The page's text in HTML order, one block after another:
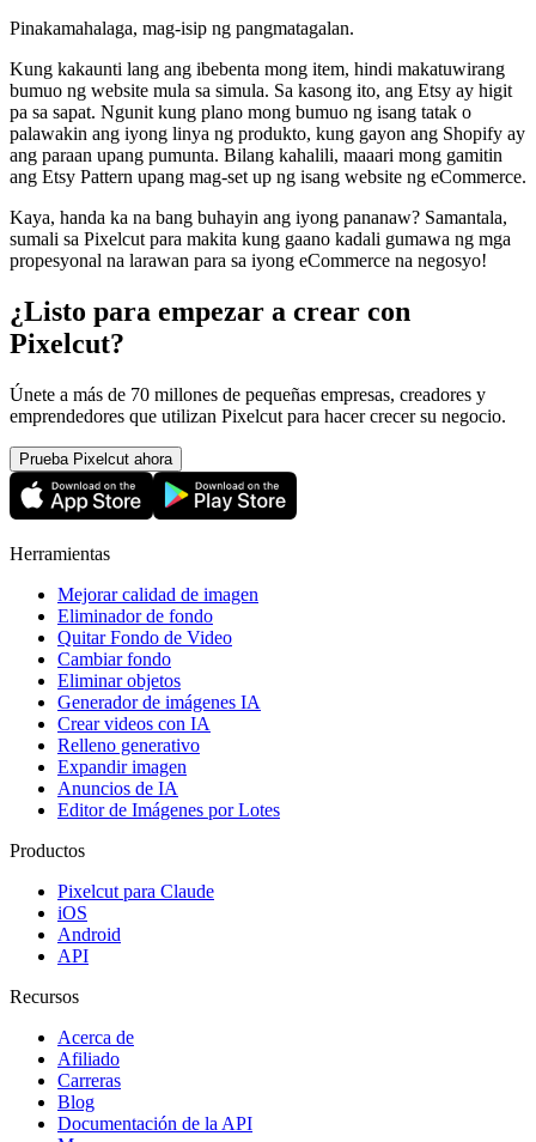
Pinakamahalaga, mag-isip ng pangmatagalan.
Kung kakaunti lang ang ibebenta mong item, hindi makatuwirang
bumuo ng website mula sa simula. Sa kasong ito, ang Etsy ay higit
pa sa sapat. Ngunit kung plano mong bumuo ng isang tatak o
palawakin ang iyong linya ng produkto, kung gayon ang Shopify ay
ang paraan upang pumunta. Bilang kahalili, maaari mong gamitin
ang Etsy Pattern upang mag-set up ng isang website ng eCommerce.
Kaya, handa ka na bang buhayin ang iyong pananaw? Samantala,
sumali sa Pixelcut para makita kung gaano kadali gumawa ng mga
propesyonal na larawan para sa iyong eCommerce na negosyo!
¿Listo para empezar a crear con
Pixelcut?
Únete a más de 70 millones de pequeñas empresas, creadores y
emprendedores que utilizan Pixelcut para hacer crecer su negocio.
Prueba Pixelcut ahora
Herramientas
Mejorar calidad de imagen
Eliminador de fondo
Quitar Fondo de Video
Cambiar fondo
Eliminar objetos
Generador de imágenes IA
Crear videos con IA
Relleno generativo
Expandir imagen
Anuncios de IA
Editor de Imágenes por Lotes
Productos
Pixelcut para Claude
iOS
Android
API
Recursos
Acerca de
Afiliado
Carreras
Blog
Documentación de la API